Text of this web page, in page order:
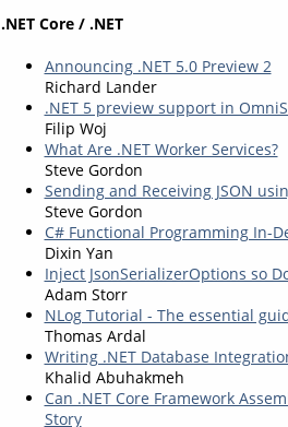
.NET Core / .NET
Announcing .NET 5.0 Preview 2
Richard Lander
.NET 5 preview support in
Filip Woj
What Are .NET Worker Services?
Steve Gordon
Sending and Receiving JSON
Steve Gordon
C# Functional Programming In-
Dixin Yan
Inject JsonSerializerOptions so
Adam Storr
NLog Tutorial - The essential
Thomas Ardal
Writing .NET Database
Khalid Abuhakmeh
Can .NET Core Framework
Story